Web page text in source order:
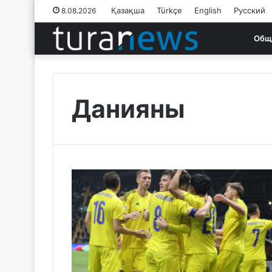
8.08.2026 Қазақша Türkçe English Русский
Данияны